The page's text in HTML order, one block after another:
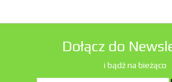
Dołącz do
i bądź na bieżąco